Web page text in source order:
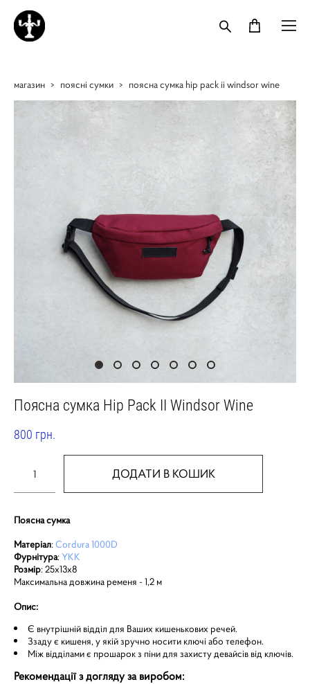
магазин > поясні сумки > поясна сумка hip pack ii windsor wine
Поясна сумка Hip Pack II Windsor Wine
800 грн.
ДОДАТИ В КОШИК
Поясна сумка
Матеріал:Cordura 1000D
Фурнітура:YKK
Розмір: 25х13х8
Максимальна довжина ременя - 1,2 м
Опис:
Є внутрішній відділ для Ваших кишенькових речей.
Ззаду є кишеня, у якій зручно носити ключі або телефон.
Між відділами є прошарок з піни для захисту девайсів від ключів.
Рекомендації з догляду за виробом: